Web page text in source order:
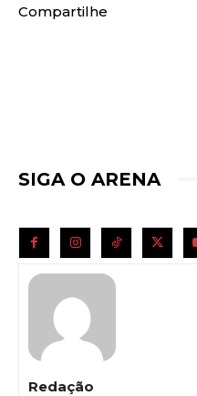
Compartilhe
SIGA O ARENA
Redação